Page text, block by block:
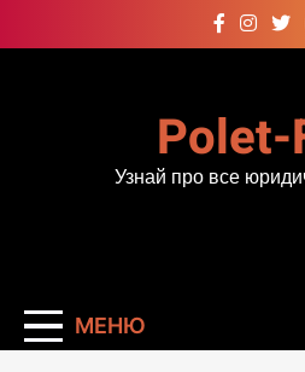
к
Polet-
Узнай про все
МЕНЮ